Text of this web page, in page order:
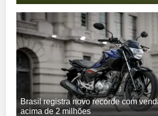
Brasil registra novo recorde com
acima de 2 milhões